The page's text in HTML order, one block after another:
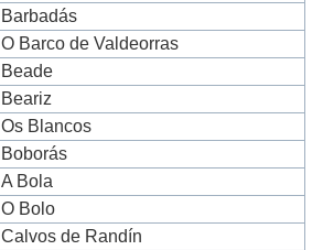
Barbadás
O Barco de Valdeorras
Beade
Beariz
Os Blancos
Boborás
A Bola
O Bolo
Calvos de Randín